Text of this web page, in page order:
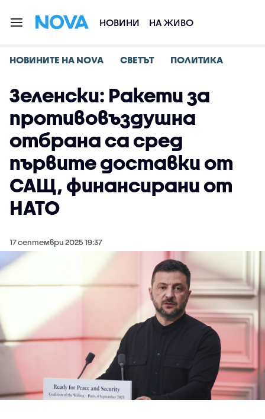
НОВИНИ НА ЖИВО
НОВИНИТЕ НА NOVA СВЕТЪТ ПОЛИТИКА
Зеленски: Ракети за
противовъздушна
отбрана са сред
първите доставки от
САЩ, финансирани от
НАТО
17 септември 2025 19:37